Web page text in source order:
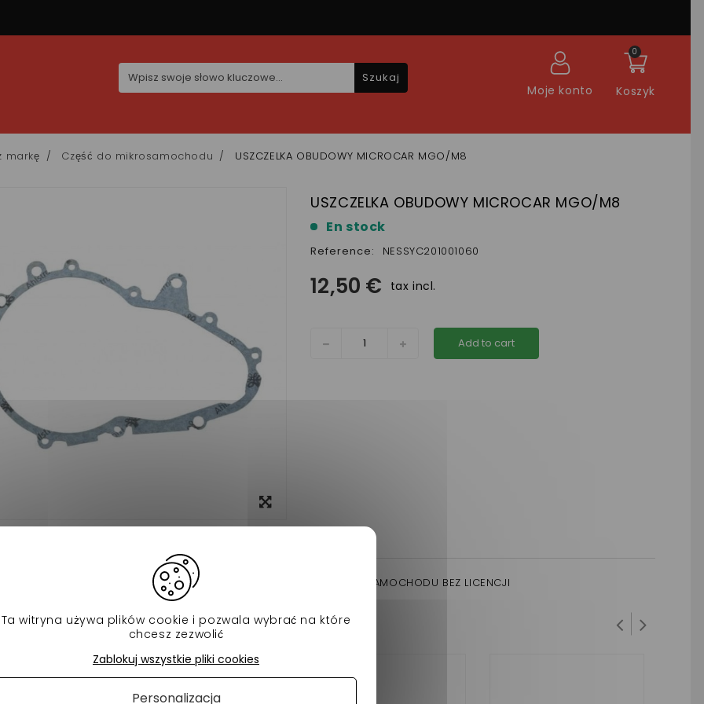
Koszyk
0
Moje konto
Szukaj
markę Część do mikrosamochodu USZCZELKA OBUDOWY MICROCAR MGO/M8
USZCZELKA OBUDOWY MICROCAR MGO/M8
En stock
Reference: NESSYC201001060
12,50 € tax incl.
Add to cart
DO SKRZYNI BIEGÓW MICROCAR MGOE, A TAKŻE MICROCAR M8 DO SAMOCHODU BEZ LICENCJI
produktów w tej samej kategorii:
Ta witryna używa plików cookie i pozwala wybrać na które
chcesz zezwolić
Zablokuj wszystkie pliki cookies
Personalizacja